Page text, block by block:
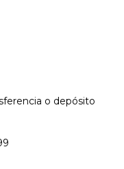
o depósito